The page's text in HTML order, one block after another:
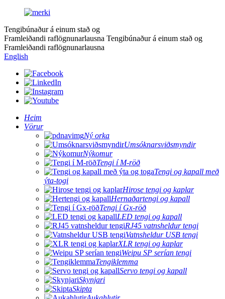
Tengibúnaður á einum stað og
Framleiðandi raflögnunarlausna Tengibúnaður á einum stað og
Framleiðandi raflögnunarlausna
English
Heim
Vörur
Ný orka
Umsóknarsviðsmyndir
Nýkomur
Tengi í M-röð
Tengi og kapall með
ýta-togi
Hirose tengi og kaplar
Hernaðartengi og kapall
Tengi í Gx-röð
LED tengi og kapall
RJ45 vatnsheldur tengi
Vatnsheldur USB tengi
XLR tengi og kaplar
Weipu SP serían tengi
Tengiklemma
Servo tengi og kapall
Skynjari
Skipta